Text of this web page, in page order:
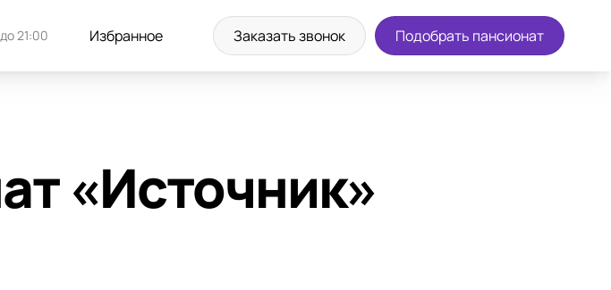
21:00 Избранное Заказать звонок Подобрать пансионат
Запись на экскурсию +7 (812) 507-99-93
«Источник»